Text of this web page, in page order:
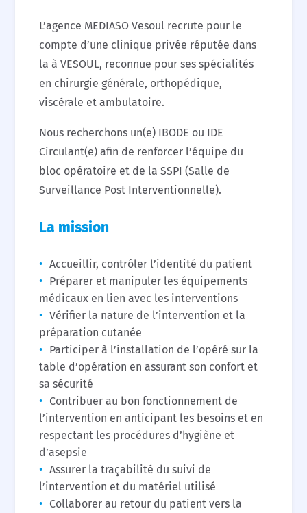
L’agence MEDIASO Vesoul recrute pour le
compte d’une clinique privée réputée dans
la à VESOUL, reconnue pour ses spécialités
en chirurgie générale, orthopédique,
viscérale et ambulatoire.
Nous recherchons un(e) IBODE ou IDE
Circulant(e) afin de renforcer l’équipe du
bloc opératoire et de la SSPI (Salle de
Surveillance Post Interventionnelle).
La mission
Accueillir, contrôler l’identité du patient
Préparer et manipuler les équipements
médicaux en lien avec les interventions
Vérifier la nature de l’intervention et la
préparation cutanée
Participer à l’installation de l’opéré sur la
table d’opération en assurant son confort et
sa sécurité
Contribuer au bon fonctionnement de
l’intervention en anticipant les besoins et en
respectant les procédures d’hygiène et
d’asepsie
Assurer la traçabilité du suivi de
l’intervention et du matériel utilisé
Collaborer au retour du patient vers la